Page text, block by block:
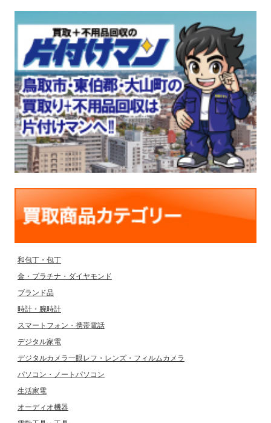
和包丁・包丁
金・プラチナ・ダイヤモンド
ブランド品
時計・腕時計
スマートフォン・携帯電話
デジタル家電
デジタルカメラ一眼レフ・レンズ・フィルムカメラ
パソコン・ノートパソコン
生活家電
オーディオ機器